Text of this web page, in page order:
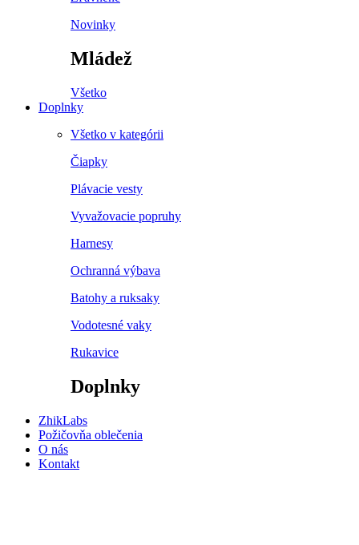
Novinky
Mládež
Všetko
Doplnky
Všetko v kategórii
Čiapky
Plávacie vesty
Vyvažovacie popruhy
Harnesy
Ochranná výbava
Batohy a ruksaky
Vodotesné vaky
Rukavice
Doplnky
ZhikLabs
Požičovňa oblečenia
O nás
Kontakt